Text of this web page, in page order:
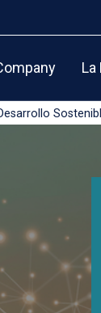
La